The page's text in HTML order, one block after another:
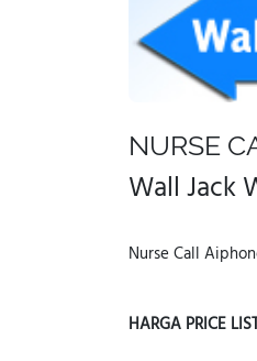
NURSE
Wall Jack
Nurse Call
HARGA PRICE